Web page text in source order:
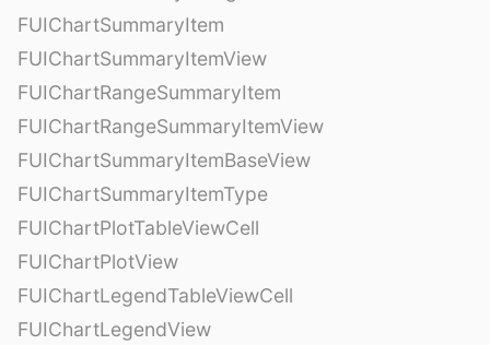
FUIChartSummaryItem
FUIChartSummaryItemView
FUIChartRangeSummaryItem
FUIChartRangeSummaryItemView
FUIChartSummaryItemBaseView
FUIChartSummaryItemType
FUIChartPlotTableViewCell
FUIChartPlotView
FUIChartLegendTableViewCell
FUIChartLegendView